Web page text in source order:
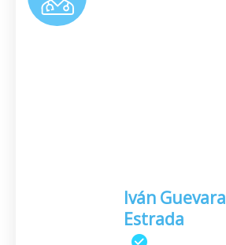
Iván Guevara
Estrada